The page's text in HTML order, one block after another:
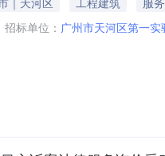
招标单位： 广州市天河区第一实